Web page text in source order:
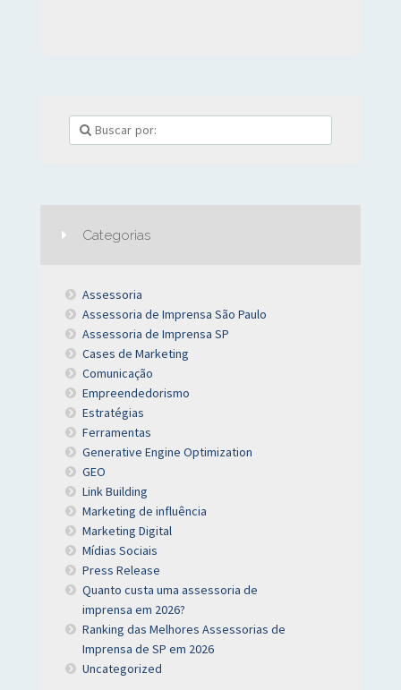
Categorias
Assessoria
Assessoria de Imprensa São Paulo
Assessoria de Imprensa SP
Cases de Marketing
Comunicação
Empreendedorismo
Estratégias
Ferramentas
Generative Engine Optimization
GEO
Link Building
Marketing de influência
Marketing Digital
Mídias Sociais
Press Release
Quanto custa uma assessoria de
imprensa em 2026?
Ranking das Melhores Assessorias de
Imprensa de SP em 2026
Uncategorized